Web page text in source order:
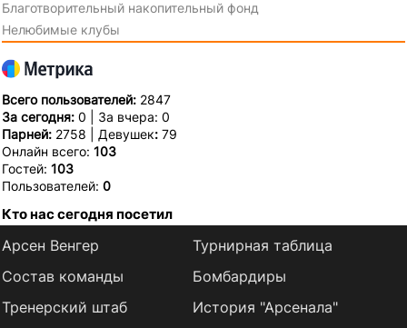
Благотворительный накопительный фонд
Нелюбимые клубы
Всего пользователей: 2847
За сегодня: 0 | За вчера: 0
Парней: 2758 | Девушек: 79
Онлайн всего: 103
Гостей: 103
Пользователей: 0
Кто нас сегодня посетил
Арсен Венгер
Состав команды
Тренерский штаб
Турнирная таблица
Бомбардиры
История "Арсенала"